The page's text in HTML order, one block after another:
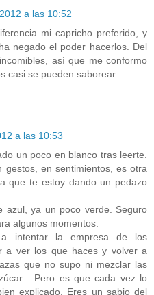
a las 10:52
mi capricho preferido, y
negado el poder hacerlos. Del
así que me conformo
casi se pueden saborear.
a las 10:53
un poco en blanco tras leerte.
gestos, en sentimientos, es otra
que te estoy dando un pedazo
azul, ya un poco verde. Seguro
algunos momentos.
intentar la empresa de los
a ver los que haces y volver a
que no supo ni mezclar las
Pero es que cada vez lo
explicado. Eres un sabio del